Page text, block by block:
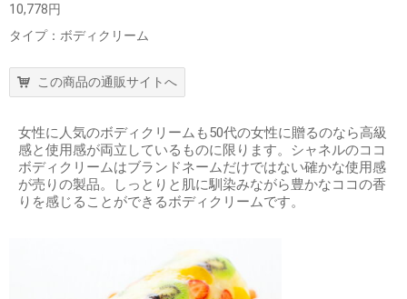
10,778円
タイプ：ボディクリーム
この商品の通販サイトへ
女性に人気のボディクリームも50代の女性に贈るのなら高級
感と使用感が両立しているものに限ります。シャネルのココ
ボディクリームはブランドネームだけではない確かな使用感
が売りの製品。しっとりと肌に馴染みながら豊かなココの香
りを感じることができるボディクリームです。